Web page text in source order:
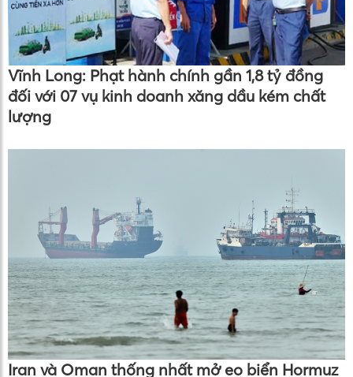
Vĩnh Long: Phạt hành chính gần 1,8 tỷ đồng
đối với 07 vụ kinh doanh xăng dầu kém chất
lượng
Iran và Oman thống nhất mở eo biển Hormuz